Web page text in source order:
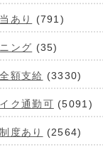
あり (791)
ング (35)
額支給 (3330)
ク通勤可 (5091)
度あり (2564)